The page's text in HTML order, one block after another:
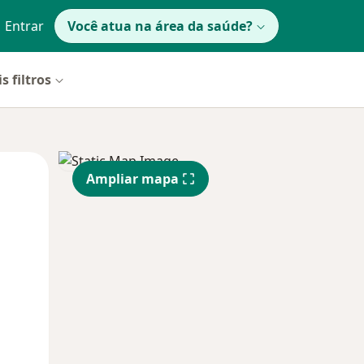
Entrar Você atua na área da saúde?
filtros
Segunda-feira Ter,
11 Ago
Qua
12 Ago
Ampliar mapa